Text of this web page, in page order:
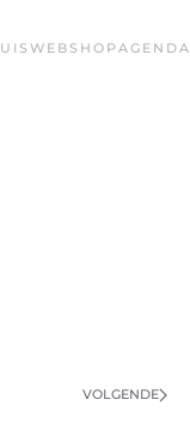
WEBSHOP AGENDA
VOLGENDE